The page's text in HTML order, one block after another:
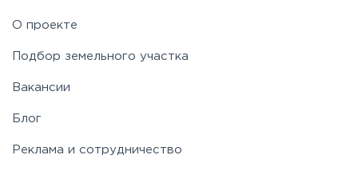
О проекте
Подбор земельного участка
Вакансии
Блог
Реклама и сотрудничество